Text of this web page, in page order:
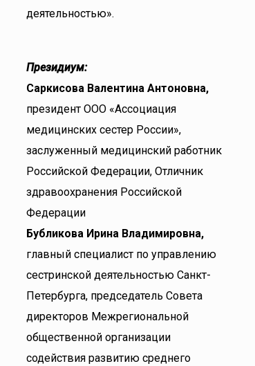
деятельностью».
Президиум:
Саркисова Валентина Антоновна,
президент ООО «Ассоциация
медицинских сестер России»,
заслуженный медицинский работник
Российской Федерации, Отличник
здравоохранения Российской
Федерации
Бубликова Ирина Владимировна,
главный специалист по управлению
сестринской деятельностью Санкт-
Петербурга, председатель Совета
директоров Межрегиональной
общественной организации
содействия развитию среднего